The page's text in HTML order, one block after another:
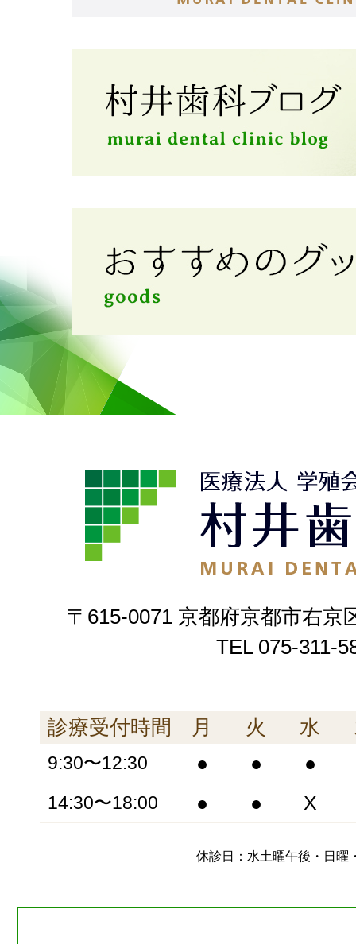
〒615-0071 京都府京都市右京
TEL 075-311-
診療受付時間 月 火 水
9:30〜12:30 ● ● ●
14:30〜18:00 ● ● X
休診日：水土曜午後・日曜